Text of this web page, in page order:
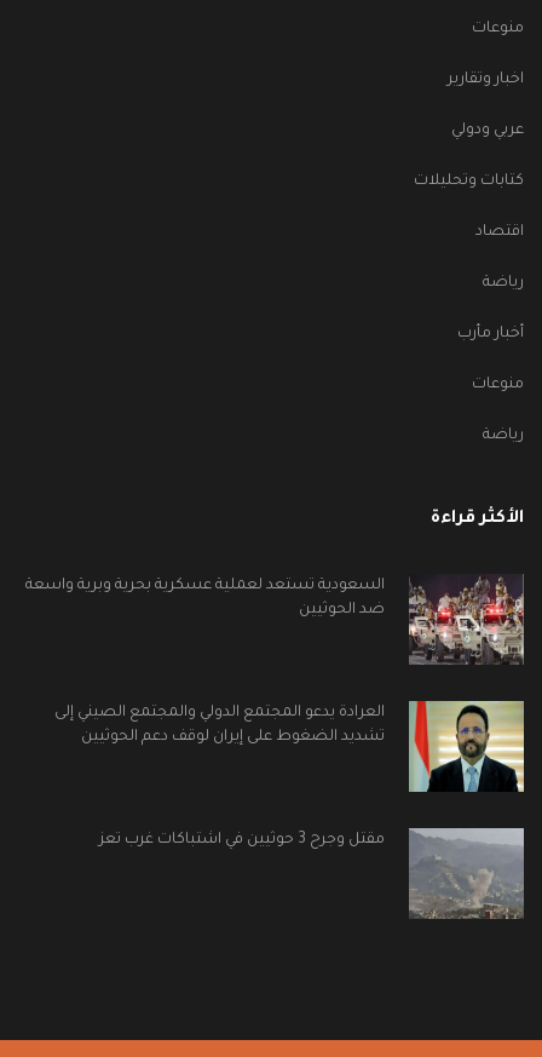
منوعات
اخبار وتقارير
عربي ودولي
كتابات وتحليلات
اقتصاد
رياضة
أخبار مأرب
منوعات
رياضة
الأكثر قراءة
السعودية تستعد لعملية عسكرية بحرية وبرية واسعة
ضد الحوثيين
العرادة يدعو المجتمع الدولي والمجتمع الصيني إلى
تشديد الضغوط على إيران لوقف دعم الحوثيين
مقتل وجرح 3 حوثيين في اشتباكات غرب تعز